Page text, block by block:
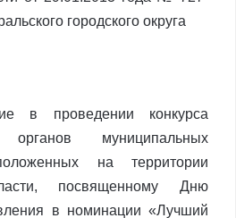
городского округа
в проведении конкурса
органов муниципальных
на территории
посвященному Дню
в номинации «Лучший